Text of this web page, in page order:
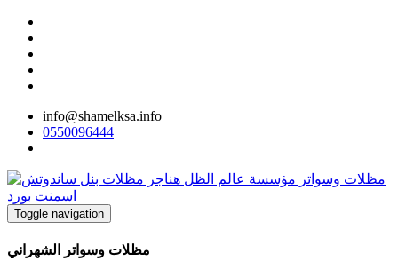
info@shamelksa.info
0550096444
Toggle navigation
مظلات وسواتر الشهراني